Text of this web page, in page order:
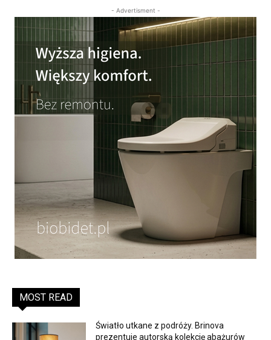
- Advertisment -
MOST READ
Światło utkane z podróży. Brinova
prezentuje autorską kolekcję abażurów